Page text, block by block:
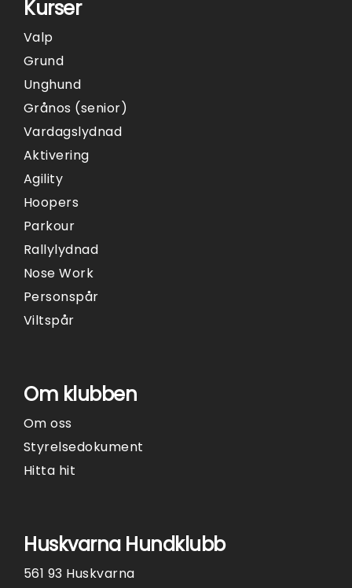
Kurser
Valp
Grund
Unghund
Grånos (senior)
Vardagslydnad
Aktivering
Agility
Hoopers
Parkour
Rallylydnad
Nose Work
Personspår
Viltspår
Om klubben
Om oss
Styrelsedokument
Hitta hit
Huskvarna Hundklubb
561 93 Huskvarna